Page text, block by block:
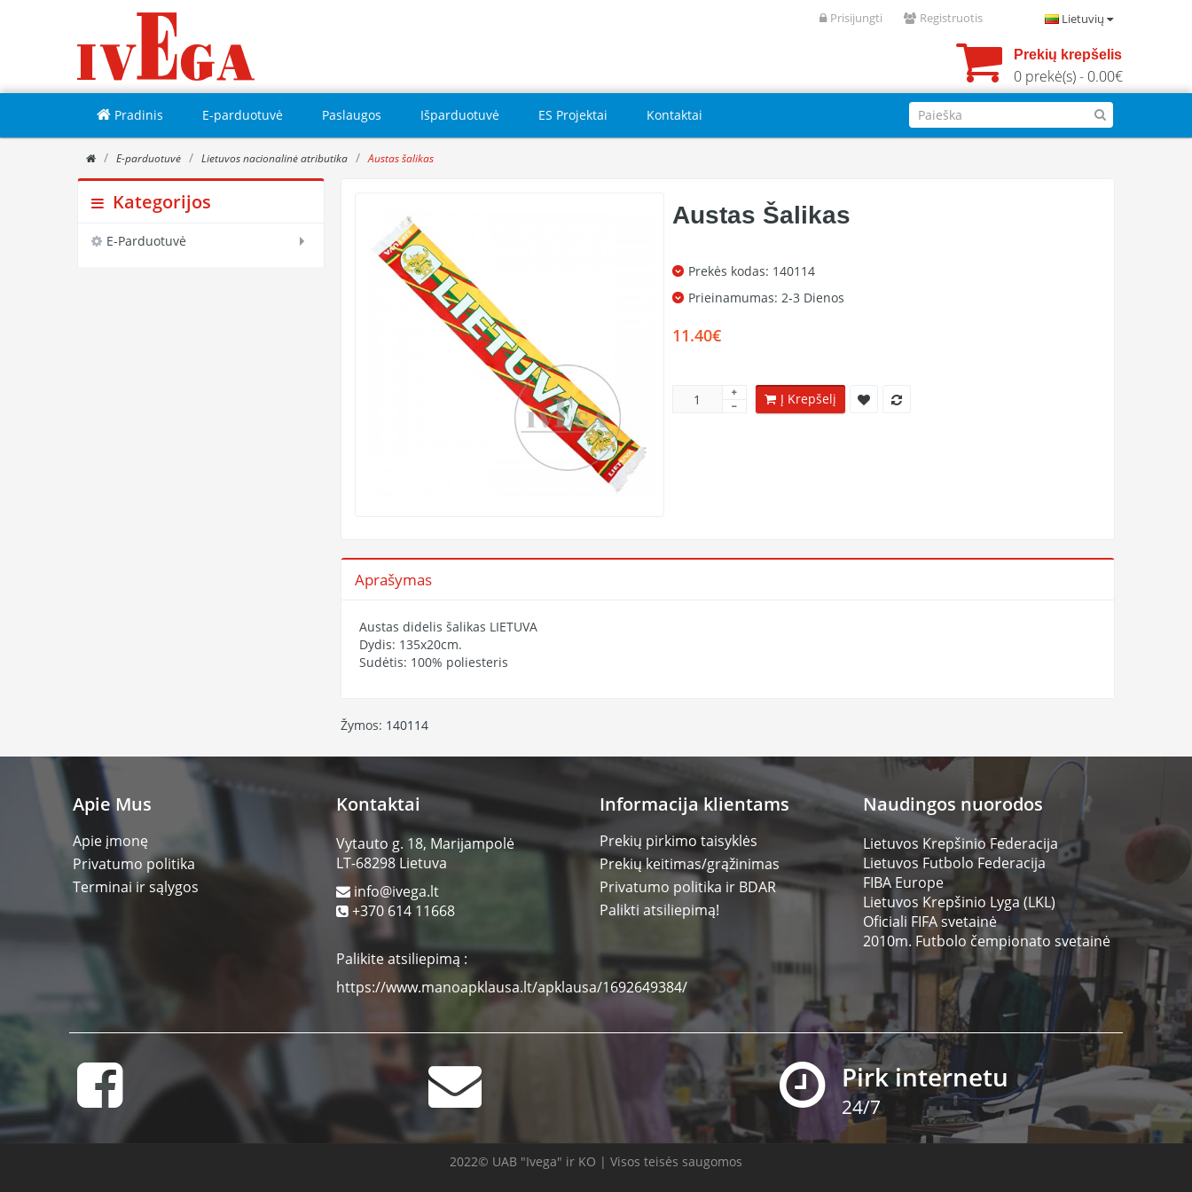
Prisijungti Registruotis Lietuvių
Prekių krepšelis
0 prekė(s) - 0.00€
Pradinis E-parduotuvė Paslaugos Išparduotuvė ES Projektai Kontaktai
E-parduotuvė Lietuvos nacionalinė atributika Austas šalikas
Kategorijos
E-Parduotuvė
Austas Šalikas
Prekės kodas: 140114
Prieinamumas: 2-3 Dienos
11.40€
Į Krepšelį
Aprašymas
Austas didelis šalikas LIETUVA
Dydis: 135x20cm.
Sudėtis: 100% poliesteris
Žymos: 140114
Apie Mus
Apie įmonę
Privatumo politika
Terminai ir sąlygos
Kontaktai
Vytauto g. 18, Marijampolė
LT-68298 Lietuva
info@ivega.lt
+370 614 11668
Palikite atsiliepimą :
https://www.manoapklausa.lt/apklausa/1692649384/
Informacija klientams
Prekių pirkimo taisyklės
Prekių keitimas/grąžinimas
Privatumo politika ir BDAR
Palikti atsiliepimą!
Naudingos nuorodos
Lietuvos Krepšinio Federacija
Lietuvos Futbolo Federacija
FIBA Europe
Lietuvos Krepšinio Lyga (LKL)
Oficiali FIFA svetainė
2010m. Futbolo čempionato svetainė
Pirk internetu
24/7
2022© UAB "Ivega" ir KO | Visos teisės saugomos